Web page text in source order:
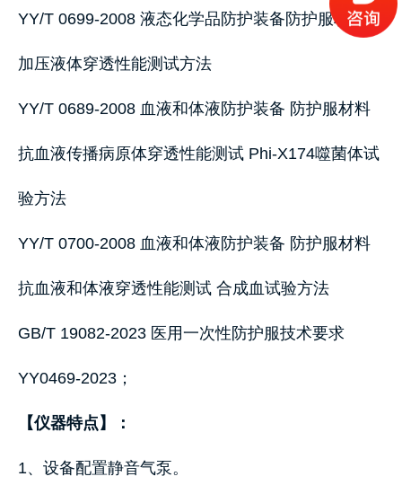
YY/T 0699-2008 液态化学品防护装备防护服材料抗
加压液体穿透性能测试方法
YY/T 0689-2008 血液和体液防护装备 防护服材料
抗血液传播病原体穿透性能测试 Phi-X174噬菌体试
验方法
YY/T 0700-2008 血液和体液防护装备 防护服材料
抗血液和体液穿透性能测试 合成血试验方法
GB/T 19082-2023 医用一次性防护服技术要求
YY0469-2023；
【仪器特点】：
1、设备配置静音气泵。